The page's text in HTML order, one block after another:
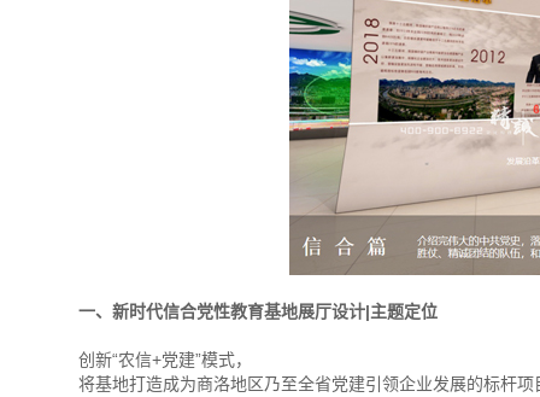
一、新时代信合党性教育基地展厅设计|主题定位
创新“农信+党建”模式，
将基地打造成为商洛地区乃至全省党建引领企业发展的标杆项